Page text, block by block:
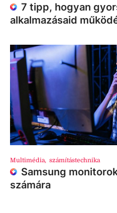
7 tipp, hogyan
alkalmazásaid
Multimédia, számítástechnika
Samsung
számára